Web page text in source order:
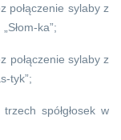
połączenie sylaby z
ka”;
połączenie sylaby z
tyk”;
spółgłosek w